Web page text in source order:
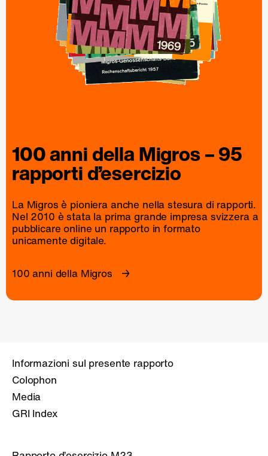
100 anni dellaMigros– 95
rapportid’esercizio
La Migros è pioniera anche nella stesura di rapporti.
Nel 2010 è stata la prima grande impresa svizzera a
pubblicare online un rapportoin formato
unicamente digitale.
100 anni della Migros
Informazioni sul presente rapporto
Colophon
Media
GRI Index